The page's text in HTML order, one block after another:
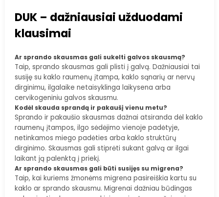
DUK – dažniausiai užduodami
klausimai
Ar sprando skausmas gali sukelti galvos skausmą?
Taip, sprando skausmas gali plisti į galvą. Dažniausiai tai
susiję su kaklo raumenų įtampa, kaklo sąnarių ar nervų
dirginimu, ilgalaike netaisyklinga laikysena arba
cervikogeniniu galvos skausmu.
Kodėl skauda sprandą ir pakaušį vienu metu?
Sprando ir pakaušio skausmas dažnai atsiranda dėl kaklo
raumenų įtampos, ilgo sėdėjimo vienoje padėtyje,
netinkamos miego padėties arba kaklo struktūrų
dirginimo. Skausmas gali stiprėti sukant galvą ar ilgai
laikant ją palenktą į priekį.
Ar sprando skausmas gali būti susijęs su migrena?
Taip, kai kuriems žmonėms migrena pasireiškia kartu su
kaklo ar sprando skausmu. Migrenai dažniau būdingas